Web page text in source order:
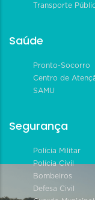
Transporte
Saúde
Pronto-Socorro
Centro de
SAMU
Segurança
Polícia Militar
Polícia Civil
Bombeiros
Defesa Civil